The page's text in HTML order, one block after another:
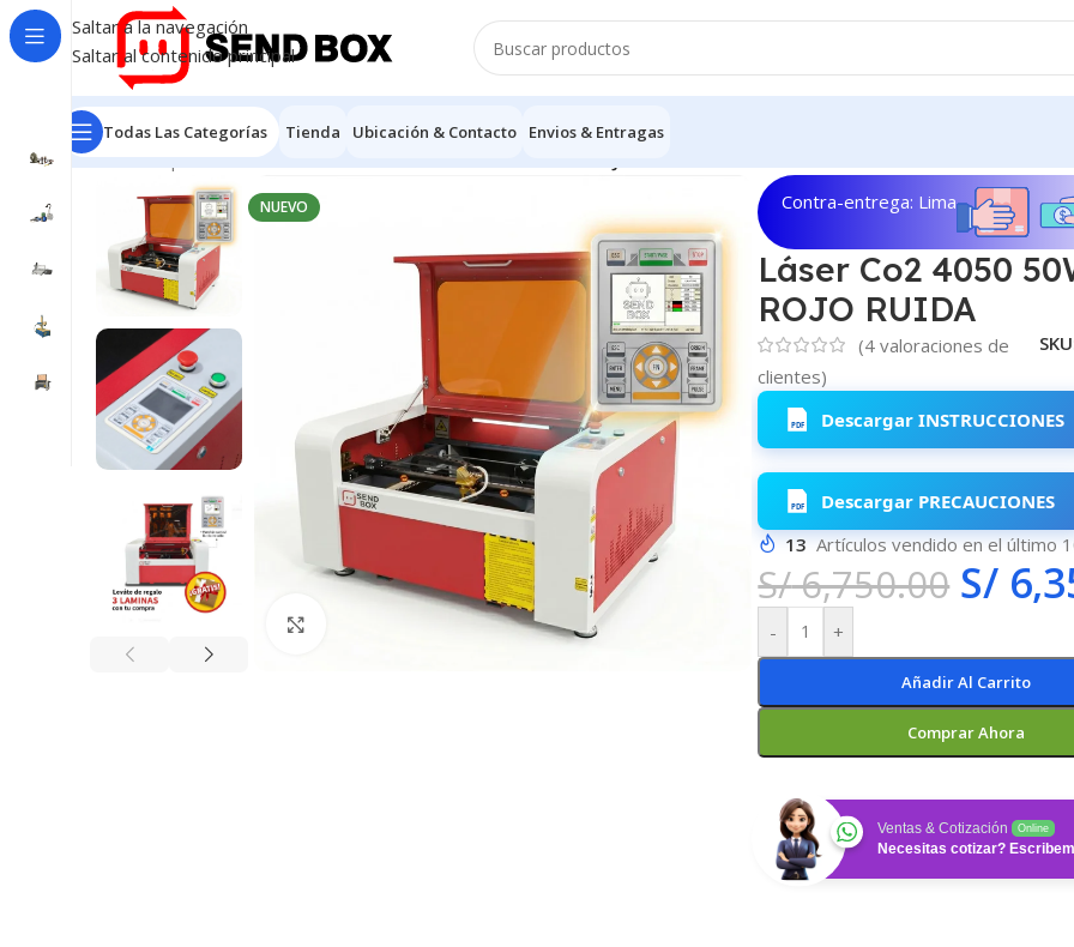
Saltar a la navegación
Saltar al contenido principal
Todas Las Categorías Tienda Ubicación & Contacto Envios & Entragas
Inicio/Máquinas Láser Co2
NUEVO
Haga clic para ampliar
Contra-entrega: Lima
Láser Co2 4050
ROJO RUIDA
(4 valoraciones de
clientes)
Descargar INSTRUCCIONES
Descargar PRECAUCIONES
13 Artículos vendido en el último
S/6,750.00 S/
- +
Añadir Al Carrito
Comprar Ahora
Ventas & Cotización Online
Necesitas cotizar?